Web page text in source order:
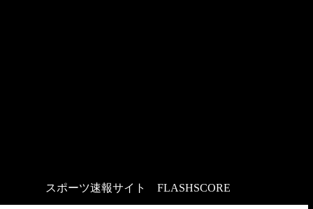
スポーツ速報サイト FLASHSCORE